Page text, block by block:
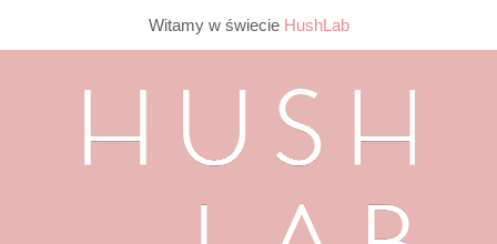
Witamy w świecie HushLab